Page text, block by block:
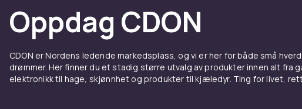
Oppdag CDON
CDON er Nordens ledende markedsplass, og vi er her for både små
drømmer. Her finner du et stadig større utvalg av produkter innen alt fra
elektronikk til hage, skjønnhet og produkter til kjæledyr. Ting for livet,